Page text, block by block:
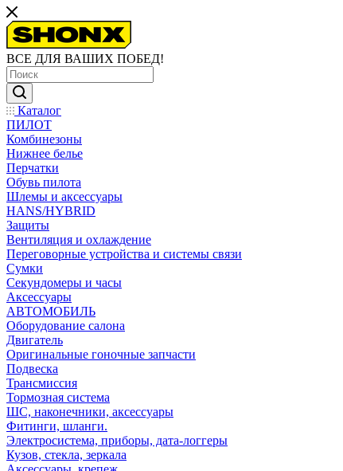
ВСЕ ДЛЯ ВАШИХ ПОБЕД!
Каталог
ПИЛОТ
Комбинезоны
Нижнее белье
Перчатки
Обувь пилота
Шлемы и аксессуары
HANS/HYBRID
Защиты
Вентиляция и охлаждение
Переговорные устройства и системы связи
Сумки
Секундомеры и часы
Аксессуары
АВТОМОБИЛЬ
Оборудование салона
Двигатель
Оригинальные гоночные запчасти
Подвеска
Трансмиссия
Тормозная система
ШС, наконечники, аксессуары
Фитинги, шланги.
Электросистема, приборы, дата-логгеры
Кузов, стекла, зеркала